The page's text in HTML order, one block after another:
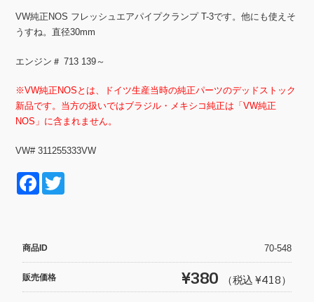
VW純正NOS フレッシュエアパイプクランプ T-3です。他にも使えそ
うすね。直径30mm
エンジン＃ 713 139～
※VW純正NOSとは、ドイツ生産当時の純正パーツのデッドストック
新品です。当方の扱いではブラジル・メキシコ純正は「VW純正
NOS」に含まれません。
VW# 311255333VW
F
e
b
o
商品ID 70-548
販売価格 ¥380 （税込 ¥418）